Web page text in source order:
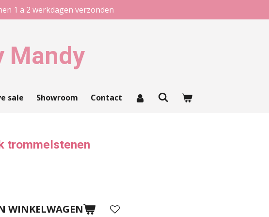
1 a 2 werkdagen verzonden
Mandy
sale Showroom Contact
trommelstenen
WINKELWAGEN